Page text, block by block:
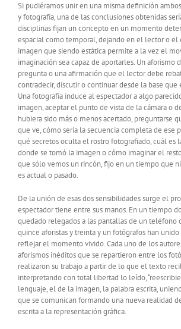
Si pudiéramos unir en una misma definición
y fotografía, una de las conclusiones obtenidas
disciplinas fijan un concepto en un momento
espacial como temporal, dejando en el lector o el
imagen que siendo estática permite a la vez el
imaginación sea capaz de aportarles. Un aforismo
pregunta o una afirmación que el lector debe
contradecir, discutir o continuar desde la base que
Una fotografía induce al espectador a algo
imagen, aceptar el punto de vista de la cámara o
hubiera sido más o menos acertado, preguntarse
que ve, cómo sería la secuencia completa de ese
qué secretos oculta el rostro fotografiado, cuál es
donde se tomó la imagen o cómo imaginar el
que sólo vemos un rincón, fijo en un tiempo que
es actual o pasado.
De la unión de esas dos sensibilidades surge el
espectador tiene entre sus manos. En un tiempo
quedado relegados a las pantallas de un teléfono
quince aforistas y treinta y un fotógrafos han
reflejar el momento vivido. Cada uno de los
aforismos inéditos que se repartieron entre los
realizaron su trabajo a partir de lo que el texto
interpretando con total libertad lo leído,
lenguaje, el de la imagen, la palabra escrita,
que se comunican formando una nueva realidad
escrita a la representación gráfica.